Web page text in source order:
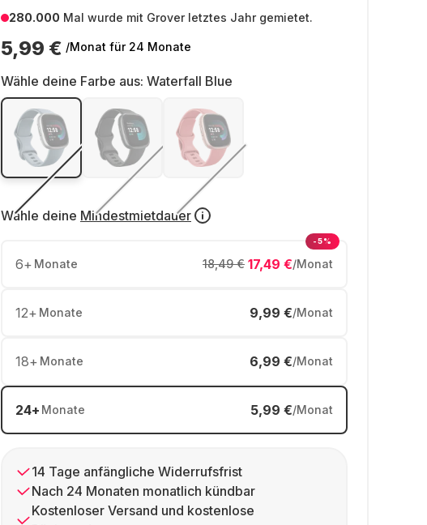
280.000 Mal wurde mit Grover letztes Jahr gemietet.
5,99 € /Monat für 24 Monate
Wähle deine Farbe aus: Waterfall Blue
Wähle deine Mindestmietdauer
6+ Monate 17,49 €/Monat
18,49 €
-5%
12+ Monate 9,99 €/Monat
18+ Monate 6,99 €/Monat
24+ Monate 5,99 €/Monat
14 Tage anfängliche Widerrufsfrist
Nach 24 Monaten monatlich kündbar
Kostenloser Versand und kostenlose